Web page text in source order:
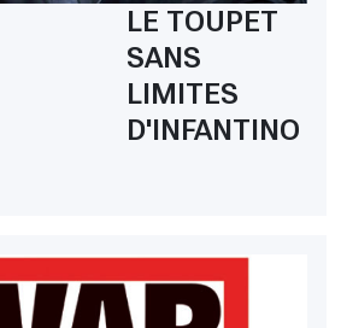
LE TOUPET
SANS
LIMITES
D'INFANTINO